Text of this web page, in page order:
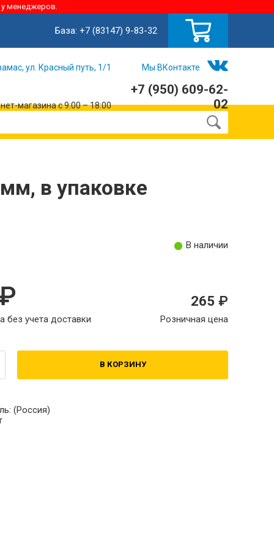
у менеджеров.
База: +7 (83147) 9-83-32
ул. Красный путь, 1/1 Мы ВКонтакте
магазина с 9:00 – 18:00
+7 (950) 609-62-
02
в упаковке
В наличии
без учета доставки
265
Розничная цена
В КОРЗИНУ
(Россия)